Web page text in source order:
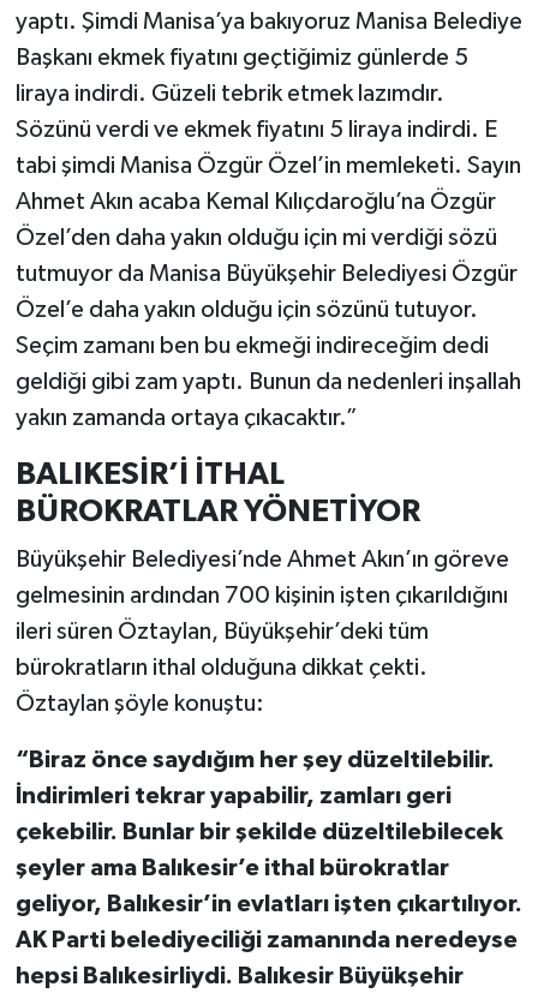
yaptı. Şimdi Manisa’ya bakıyoruz Manisa Belediye
Başkanı ekmek fiyatını geçtiğimiz günlerde 5
liraya indirdi. Güzeli tebrik etmek lazımdır.
Sözünü verdi ve ekmek fiyatını 5 liraya indirdi. E
tabi şimdi Manisa Özgür Özel’in memleketi. Sayın
Ahmet Akın acaba Kemal Kılıçdaroğlu’na Özgür
Özel’den daha yakın olduğu için mi verdiği sözü
tutmuyor da Manisa Büyükşehir Belediyesi Özgür
Özel’e daha yakın olduğu için sözünü tutuyor.
Seçim zamanı ben bu ekmeği indireceğim dedi
geldiği gibi zam yaptı. Bunun da nedenleri inşallah
yakın zamanda ortaya çıkacaktır.”
BALIKESİR’İ İTHAL
BÜROKRATLAR YÖNETİYOR
Büyükşehir Belediyesi’nde Ahmet Akın’ın göreve
gelmesinin ardından 700 kişinin işten çıkarıldığını
ileri süren Öztaylan, Büyükşehir’deki tüm
bürokratların ithal olduğuna dikkat çekti.
Öztaylan şöyle konuştu:
“Biraz önce saydığım her şey düzeltilebilir.
İndirimleri tekrar yapabilir, zamları geri
çekebilir. Bunlar bir şekilde düzeltilebilecek
şeyler ama Balıkesir’e ithal bürokratlar
geliyor, Balıkesir’in evlatları işten çıkartılıyor.
AK Parti belediyeciliği zamanında neredeyse
hepsi Balıkesirliydi. Balıkesir Büyükşehir